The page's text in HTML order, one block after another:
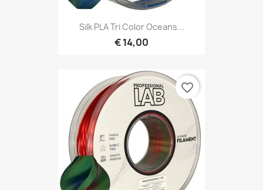
Silk PLA Tri Color Oceans...
€ 14,00
favorite_border